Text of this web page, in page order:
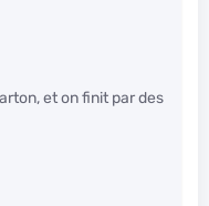
et on finit par des